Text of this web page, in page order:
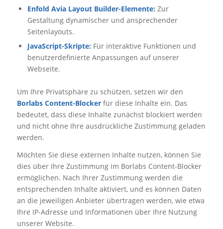
Enfold Avia Layout Builder-Elemente:Zur
Gestaltung dynamischer und ansprechender
Seitenlayouts.
JavaScript-Skripte:Für interaktive Funktionen und
benutzerdefinierte Anpassungen auf unserer
Webseite.
Um Ihre Privatsphäre zu schützen, setzen wir den
Borlabs Content-Blockerfür diese Inhalte ein. Das
bedeutet, dass diese Inhalte zunächst blockiert werden
und nicht ohne Ihre ausdrückliche Zustimmung geladen
werden.
Möchten Sie diese externen Inhalte nutzen, können Sie
dies über Ihre Zustimmung im Borlabs Content-Blocker
ermöglichen. Nach Ihrer Zustimmung werden die
entsprechenden Inhalte aktiviert, und es können Daten
an die jeweiligen Anbieter übertragen werden, wie etwa
Ihre IP-Adresse und Informationen über Ihre Nutzung
unserer Website.